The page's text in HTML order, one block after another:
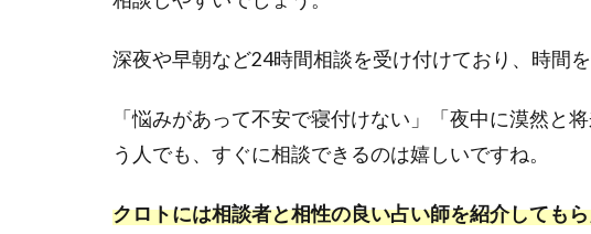
情報
較
2
電話
クロ
トの
深夜や早朝など24時間相談を受け付けており、時間
「悩みがあって不安で寝付けない」「夜中に漠然と
う人でも、すぐに相談できるのは嬉しいですね。
クロトには相談者と相性の良い占い師を紹介しても